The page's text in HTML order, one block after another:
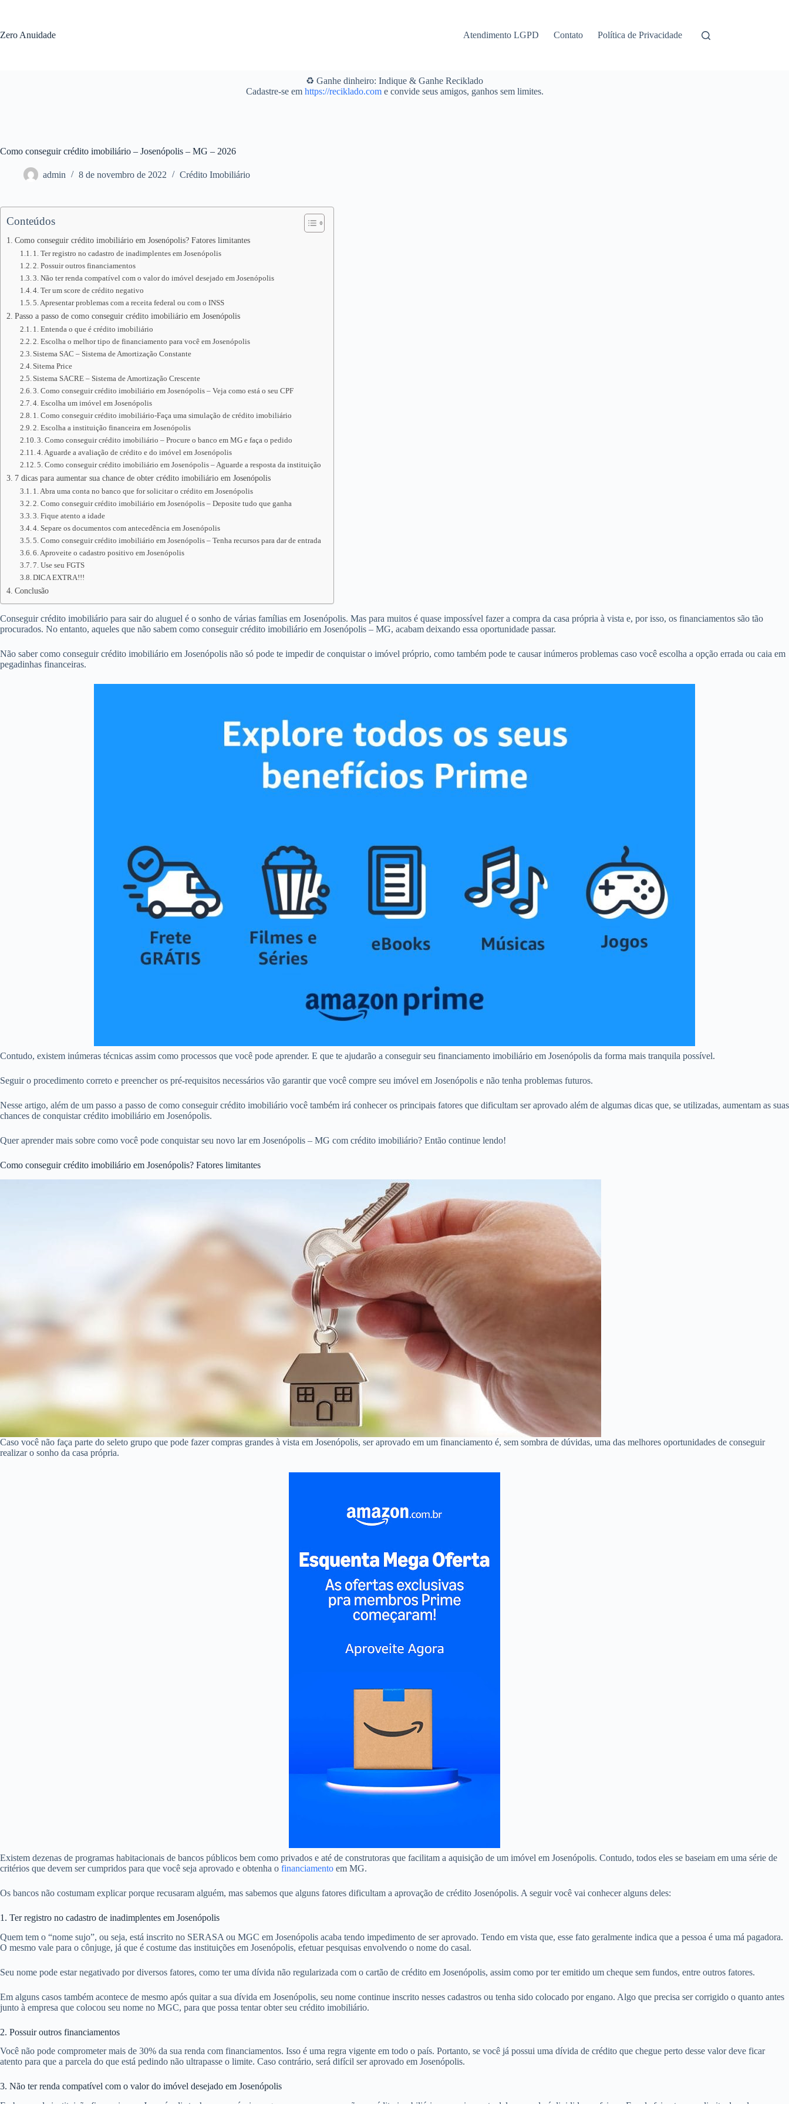
conteúdo
Zero Anuidade Atendimento LGPD Contato Política de Privacidade
♻️ Ganhe dinheiro: Indique & Ganhe Reciklado
Cadastre-se em https://reciklado.come convide seus amigos, ganhos sem limites.
Como conseguir crédito imobiliário – Josenópolis – MG – 2026
admin 8 de novembro de 2022 Crédito Imobiliário
Conteúdos
Como conseguir crédito imobiliário em Josenópolis? Fatores limitantes
1. Ter registro no cadastro de inadimplentes em Josenópolis
2. Possuir outros financiamentos
3. Não ter renda compatível com o valor do imóvel desejado em Josenópolis
4. Ter um score de crédito negativo
5. Apresentar problemas com a receita federal ou com o INSS
Passo a passo de como conseguir crédito imobiliário em Josenópolis
1. Entenda o que é crédito imobiliário
2. Escolha o melhor tipo de financiamento para você em Josenópolis
Sistema SAC – Sistema de Amortização Constante
Sitema Price
Sistema SACRE – Sistema de Amortização Crescente
3. Como conseguir crédito imobiliário em Josenópolis – Veja como está o seu CPF
4. Escolha um imóvel em Josenópolis
1. Como conseguir crédito imobiliário-Faça uma simulação de crédito imobiliário
2. Escolha a instituição financeira em Josenópolis
3. Como conseguir crédito imobiliário – Procure o banco em MG e faça o pedido
4. Aguarde a avaliação de crédito e do imóvel em Josenópolis
5. Como conseguir crédito imobiliário em Josenópolis – Aguarde a resposta da instituição
7 dicas para aumentar sua chance de obter crédito imobiliário em Josenópolis
1. Abra uma conta no banco que for solicitar o crédito em Josenópolis
2. Como conseguir crédito imobiliário em Josenópolis – Deposite tudo que ganha
3. Fique atento a idade
4. Separe os documentos com antecedência em Josenópolis
5. Como conseguir crédito imobiliário em Josenópolis – Tenha recursos para dar de entrada
6. Aproveite o cadastro positivo em Josenópolis
7. Use seu FGTS
DICA EXTRA!!!
Conclusão
Conseguir crédito imobiliário para sair do aluguel é o sonho de várias famílias em Josenópolis. Mas para muitos é quase impossível fazer a compra da casa própria à vista e, por isso, os financiamentos são tão
procurados. No entanto, aqueles que não sabem como conseguir crédito imobiliário em Josenópolis – MG, acabam deixando essa oportunidade passar.
Não saber como conseguir crédito imobiliário em Josenópolis não só pode te impedir de conquistar o imóvel próprio, como também pode te causar inúmeros problemas caso você escolha a opção errada ou caia em
pegadinhas financeiras.
Contudo, existem inúmeras técnicas assim como processos que você pode aprender. E que te ajudarão a conseguir seu financiamento imobiliário em Josenópolis da forma mais tranquila possível.
Seguir o procedimento correto e preencher os pré-requisitos necessários vão garantir que você compre seu imóvel em Josenópolis e não tenha problemas futuros.
Nesse artigo, além de um passo a passo de como conseguir crédito imobiliário você também irá conhecer os principais fatores que dificultam ser aprovado além de algumas dicas que, se utilizadas, aumentam as suas
chances de conquistar crédito imobiliário em Josenópolis.
Quer aprender mais sobre como você pode conquistar seu novo lar em Josenópolis – MG com crédito imobiliário? Então continue lendo!
Como conseguir crédito imobiliário em Josenópolis? Fatores limitantes
Caso você não faça parte do seleto grupo que pode fazer compras grandes à vista em Josenópolis, ser aprovado em um financiamento é, sem sombra de dúvidas, uma das melhores oportunidades de conseguir
realizar o sonho da casa própria.
Existem dezenas de programas habitacionais de bancos públicos bem como privados e até de construtoras que facilitam a aquisição de um imóvel em Josenópolis. Contudo, todos eles se baseiam em uma série de
critérios que devem ser cumpridos para que você seja aprovado e obtenha o financiamento em MG.
Os bancos não costumam explicar porque recusaram alguém, mas sabemos que alguns fatores dificultam a aprovação de crédito Josenópolis. A seguir você vai conhecer alguns deles:
1. Ter registro no cadastro de inadimplentes em Josenópolis
Quem tem o “nome sujo”, ou seja, está inscrito no SERASA ou MGC em Josenópolis acaba tendo impedimento de ser aprovado. Tendo em vista que, esse fato geralmente indica que a pessoa é uma má pagadora.
O mesmo vale para o cônjuge, já que é costume das instituições em Josenópolis, efetuar pesquisas envolvendo o nome do casal.
Seu nome pode estar negativado por diversos fatores, como ter uma dívida não regularizada com o cartão de crédito em Josenópolis, assim como por ter emitido um cheque sem fundos, entre outros fatores.
Em alguns casos também acontece de mesmo após quitar a sua dívida em Josenópolis, seu nome continue inscrito nesses cadastros ou tenha sido colocado por engano. Algo que precisa ser corrigido o quanto antes
junto à empresa que colocou seu nome no MGC, para que possa tentar obter seu crédito imobiliário.
2. Possuir outros financiamentos
Você não pode comprometer mais de 30% da sua renda com financiamentos. Isso é uma regra vigente em todo o país. Portanto, se você já possui uma dívida de crédito que chegue perto desse valor deve ficar
atento para que a parcela do que está pedindo não ultrapasse o limite. Caso contrário, será difícil ser aprovado em Josenópolis.
3. Não ter renda compatível com o valor do imóvel desejado em Josenópolis